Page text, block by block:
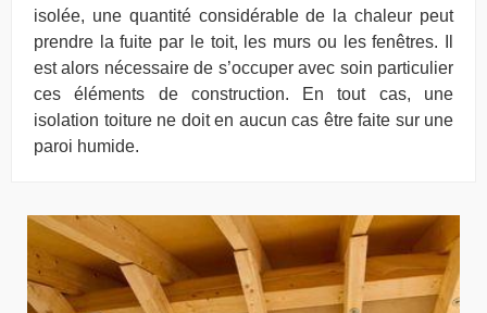
isolée, une quantité considérable de la chaleur peut
prendre la fuite par le toit, les murs ou les fenêtres. Il
est alors nécessaire de s’occuper avec soin particulier
ces éléments de construction. En tout cas, une
isolation toiture ne doit en aucun cas être faite sur une
paroi humide.